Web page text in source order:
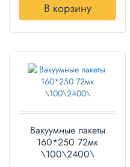
В корзину
Вакуумные пакеты
160*250 72мк
\100\2400\